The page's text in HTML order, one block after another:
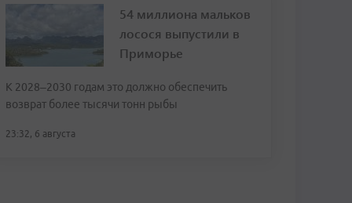
54 миллиона мальков
лосося выпустили в
Приморье
К 2028–2030 годам это должно обеспечить
возврат более тысячи тонн рыбы
23:32, 6 августа